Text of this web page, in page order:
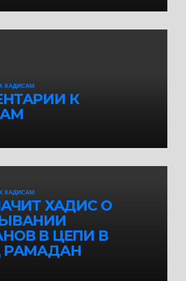
ХАДИСАМ
К
ХАДИСАМ
ХАДИС О
В ЦЕПИ В
РАМАДАН